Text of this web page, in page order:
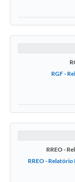
RGF -
RREO -
RREO -